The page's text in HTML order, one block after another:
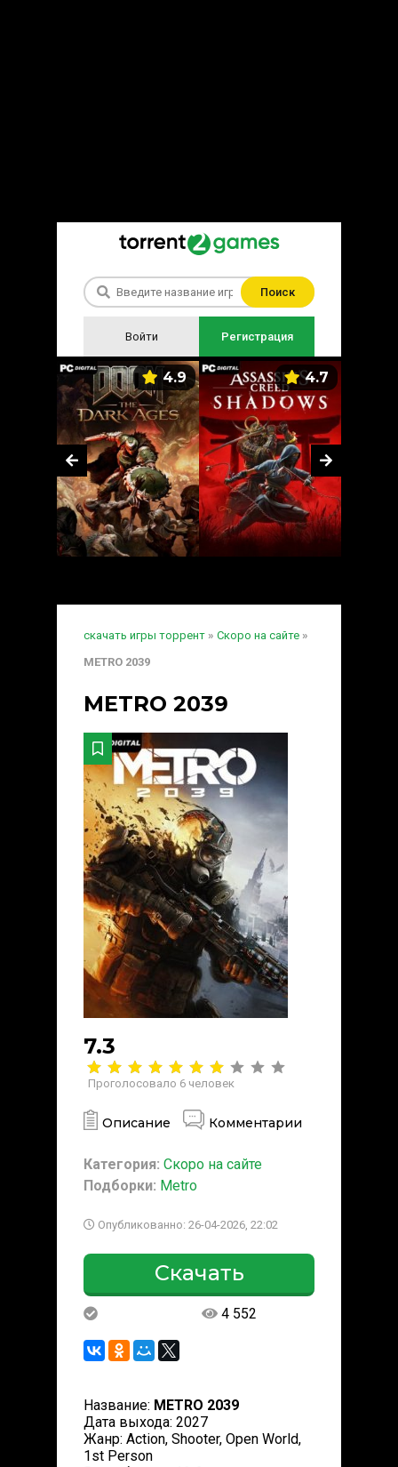
Поиск
Войти Регистрация
4.9 4.7
скачать игры торрент » Скоро на сайте »
METRO 2039
METRO 2039
7.3
Проголосовало 6 человек
Описание Комментарии
Категория: Скоро на сайте
Подборки: Metro
Опубликованно: 26-04-2026, 22:02
Скачать
4 552
Название: METRO 2039
Дата выхода: 2027
Жанр: Action, Shooter, Open World,
1st Person